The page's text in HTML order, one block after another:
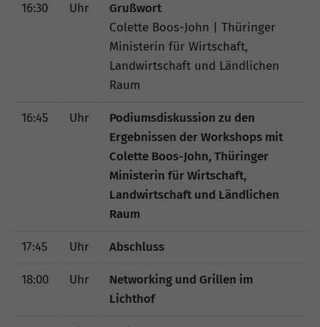
16:30 Uhr
Grußwort
Colette Boos-John | Thüringer
Ministerin für Wirtschaft,
Landwirtschaft und Ländlichen
Raum
16:45 Uhr
Podiumsdiskussion zu den
Ergebnissen der Workshops mit
Colette Boos-John, Thüringer
Ministerin für Wirtschaft,
Landwirtschaft und Ländlichen
Raum
17:45 Uhr Abschluss
18:00 Uhr
Networking und Grillen im
Lichthof